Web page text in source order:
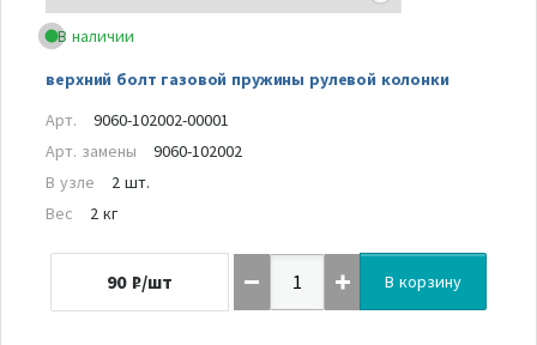
В наличии
верхний болт газовой пружины рулевой колонки
Арт.
9060-102002-00001
Арт. замены
9060-102002
В узле
2 шт.
Вес
2 кг
90 ₽/шт В корзину